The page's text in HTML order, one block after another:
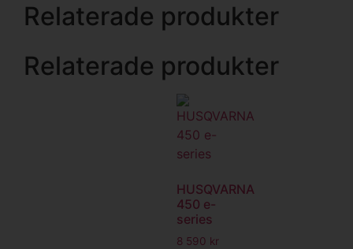
Relaterade produkter
Relaterade produkter
HUSQVARNA
450 e-
series
8 590 kr